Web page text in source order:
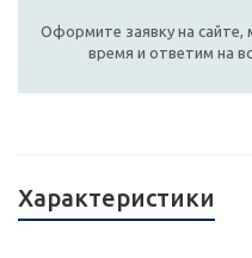
Оформите заявку на сайте,
время и ответим на
Характеристики